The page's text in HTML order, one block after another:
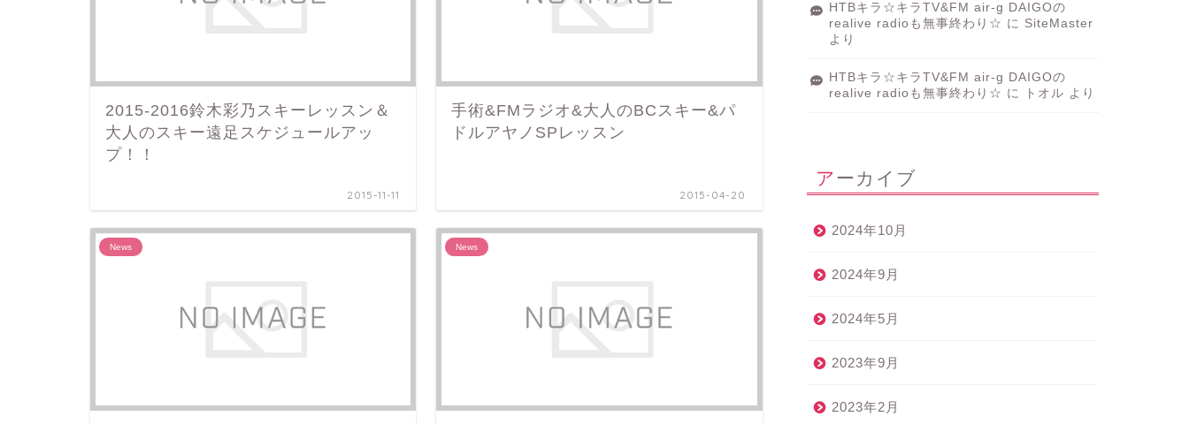
2015-2016鈴木彩乃スキーレッスン＆
大人のスキー遠足スケジュールアッ
プ！！
2015-11-11
手術&FMラジオ&大人のBCスキー&パ
ドルアヤノSPレッスン
2015-04-20
News News
HTBキラ☆キラTV&FM air-g DAIGOの
realive radioも無事終わり☆ に SiteMaster
より
HTBキラ☆キラTV&FM air-g DAIGOの
realive radioも無事終わり☆ に トオル より
アーカイブ
2024年10月
2024年9月
2024年5月
2023年9月
2023年2月